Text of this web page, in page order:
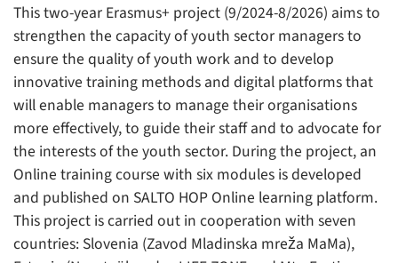
This two-year Erasmus+ project (9/2024-8/2026) aims to
strengthen the capacity of youth sector managers to
ensure the quality of youth work and to develop
innovative training methods and digital platforms that
will enable managers to manage their organisations
more effectively, to guide their staff and to advocate for
the interests of the youth sector. During the project, an
Online training course with six modules is developed
and published on SALTO HOP Online learning platform.
This project is carried out in cooperation with seven
countries: Slovenia (Zavod Mladinska mreža MaMa),